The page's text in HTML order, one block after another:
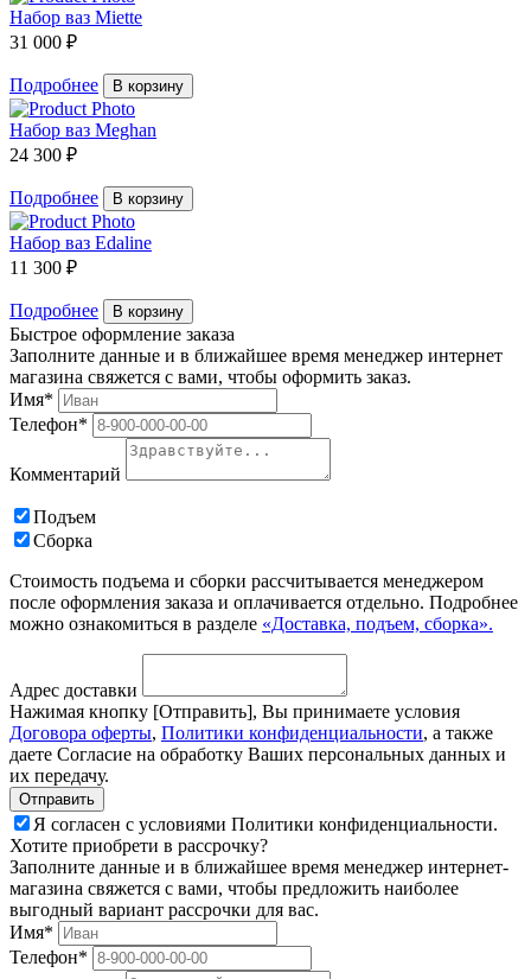
Набор ваз Miette
31 000 ₽
Подробнее В корзину
Набор ваз Meghan
24 300 ₽
Подробнее В корзину
Набор ваз Edaline
11 300 ₽
Подробнее В корзину
Быстрое оформление заказа
Заполните данные и в ближайшее время менеджер интернет
магазина свяжется с вами, чтобы оформить заказ.
Имя*
Телефон*
Комментарий
Подъем
Сборка
Стоимость подъема и сборки рассчитывается менеджером
после оформления заказа и оплачивается отдельно. Подробнее
можно ознакомиться в разделе «Доставка, подъем, сборка».
Адрес доставки
Нажимая кнопку [Отправить], Вы принимаете условия
Договора оферты, Политики конфиденциальности, а также
даете Согласие на обработку Ваших персональных данных и
их передачу.
Я согласен с условиями Политики конфиденциальности.
Хотите приобрети в рассрочку?
Заполните данные и в ближайшее время менеджер интернет-
магазина свяжется с вами, чтобы предложить наиболее
выгодный вариант рассрочки для вас.
Имя*
Телефон*